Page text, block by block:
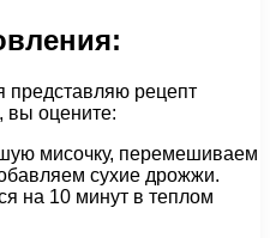
рецепт
вы оцените:
мисочку, перемешиваем
сухие дрожжи.
на 10 минут в теплом